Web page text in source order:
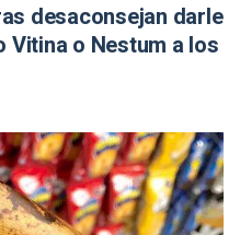
desaconsejan darle
o Nestum a los